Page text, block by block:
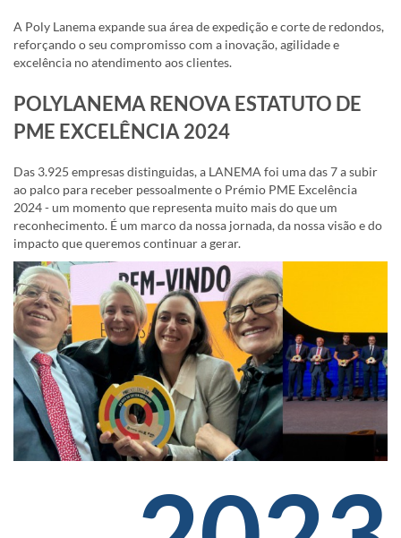
A Poly Lanema expande sua área de expedição e corte de redondos,
reforçando o seu compromisso com a inovação, agilidade e
excelência no atendimento aos clientes.
POLYLANEMA RENOVA ESTATUTO DE
PME EXCELÊNCIA 2024
Das 3.925 empresas distinguidas, a LANEMA foi uma das 7 a subir
ao palco para receber pessoalmente o Prémio PME Excelência
2024 - um momento que representa muito mais do que um
reconhecimento. É um marco da nossa jornada, da nossa visão e do
impacto que queremos continuar a gerar.